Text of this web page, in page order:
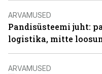
ARVAMUSED
Pandisüsteemi juht:
logistika, mitte
ARVAMUSED